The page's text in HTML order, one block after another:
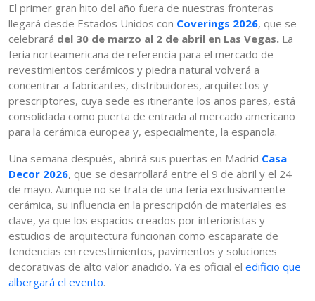
El primer gran hito del año fuera de nuestras fronteras
llegará desde Estados Unidos con Coverings 2026, que se
celebrará del 30 de marzo al 2 de abril en Las Vegas. La
feria norteamericana de referencia para el mercado de
revestimientos cerámicos y piedra natural volverá a
concentrar a fabricantes, distribuidores, arquitectos y
prescriptores, cuya sede es itinerante los años pares, está
consolidada como puerta de entrada al mercado americano
para la cerámica europea y, especialmente, la española.
Una semana después, abrirá sus puertas en Madrid Casa
Decor 2026, que se desarrollará entre el 9 de abril y el 24
de mayo. Aunque no se trata de una feria exclusivamente
cerámica, su influencia en la prescripción de materiales es
clave, ya que los espacios creados por interioristas y
estudios de arquitectura funcionan como escaparate de
tendencias en revestimientos, pavimentos y soluciones
decorativas de alto valor añadido. Ya es oficial el edificio que
albergará el evento.